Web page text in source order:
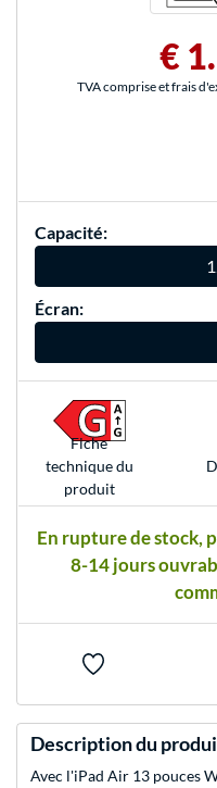
€
TVA comprise et frais
Capacité:
Écran:
Fiche
technique du
produit
En rupture de stock,
8-14 jours
Description du
Avec l'iPad Air 13 pouces